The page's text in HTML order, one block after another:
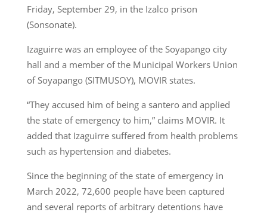
Friday, September 29, in the Izalco prison
(Sonsonate).
Izaguirre was an employee of the Soyapango city
hall and a member of the Municipal Workers Union
of Soyapango (SITMUSOY), MOVIR states.
“They accused him of being a santero and applied
the state of emergency to him,” claims MOVIR. It
added that Izaguirre suffered from health problems
such as hypertension and diabetes.
Since the beginning of the state of emergency in
March 2022, 72,600 people have been captured
and several reports of arbitrary detentions have